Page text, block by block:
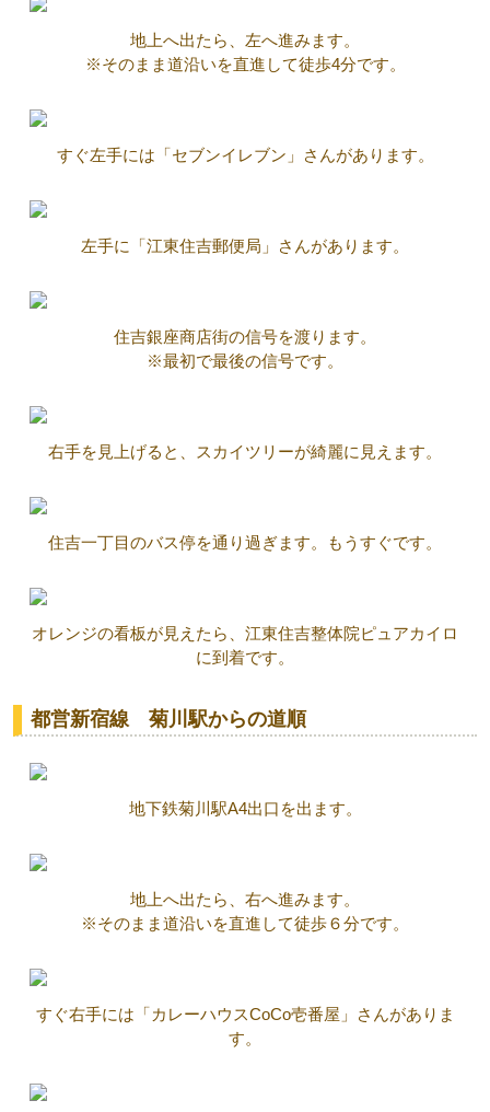
地上へ出たら、左へ進みます。
※そのまま道沿いを直進して徒歩4分です。
すぐ左手には「セブンイレブン」さんがあります。
左手に「江東住吉郵便局」さんがあります。
住吉銀座商店街の信号を渡ります。
※最初で最後の信号です。
右手を見上げると、スカイツリーが綺麗に見えます。
住吉一丁目のバス停を通り過ぎます。もうすぐです。
オレンジの看板が見えたら、江東住吉整体院ピュアカイロ
に到着です。
都営新宿線 菊川駅からの道順
地下鉄菊川駅A4出口を出ます。
地上へ出たら、右へ進みます。
※そのまま道沿いを直進して徒歩６分です。
すぐ右手には「カレーハウスCoCo壱番屋」さんがありま
す。